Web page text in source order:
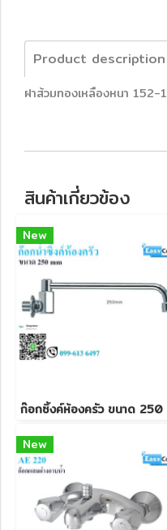
Product description
ฝาส้วมทองเหลืองหนา 152-1
สินค้าเกี่ยวข้อง
New
New